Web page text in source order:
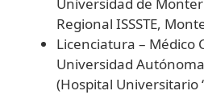
Regional ISSSTE,
Licenciatura – Médico
Universidad
(Hospital Universitario